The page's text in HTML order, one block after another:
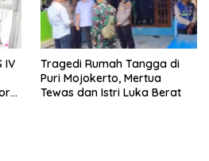
IV
Tragedi Rumah Tangga di
Puri Mojokerto, Mertua
Tewas dan Istri Luka Berat